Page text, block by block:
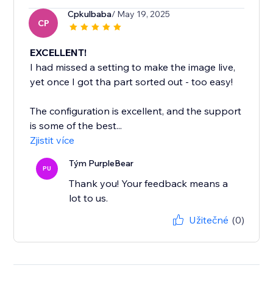
CP
Cpkulbaba/ May 19, 2025
EXCELLENT!
I had missed a setting to make the image live,
yet once I got tha part sorted out - too easy!
The configuration is excellent, and the support
is some of the best...
Zjistit více
PU Tým PurpleBear
Thank you! Your feedback means a
lot to us.
Užitečné (0)